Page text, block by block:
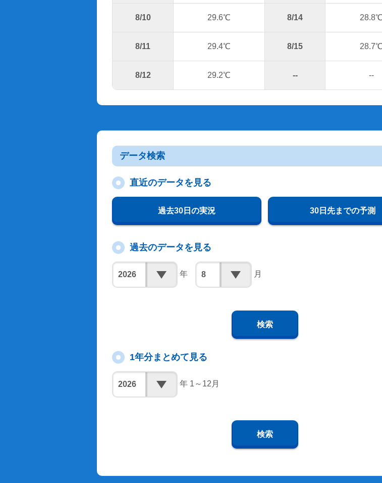
8/10 29.6℃ 8/14 28.8℃
8/11 29.4℃ 8/15 28.7℃
8/12 29.2℃ -- --
データ検索
直近のデータを見る
過去30日の実況 30日先までの予測
過去のデータを見る
年 月
検索
1年分まとめて見る
年 1～12月
検索